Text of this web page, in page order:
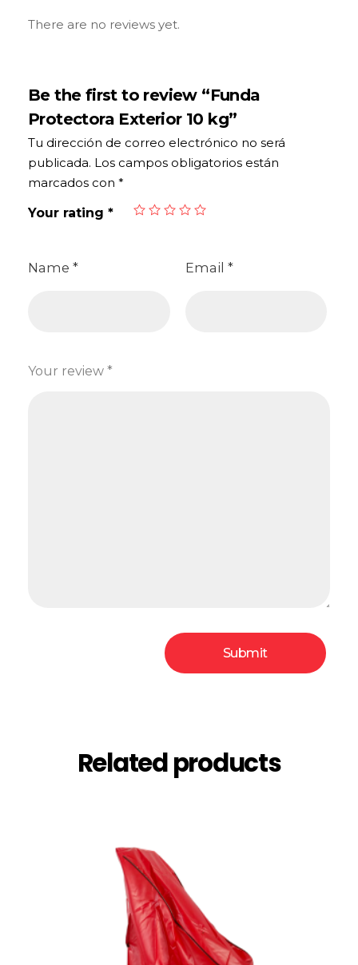
There are no reviews yet.
Be the first to review “Funda
Protectora Exterior 10 kg”
Tu dirección de correo electrónico no será
publicada. Los campos obligatorios están
marcados con *
Name * Email *
Your rating *
Your review *
Related products